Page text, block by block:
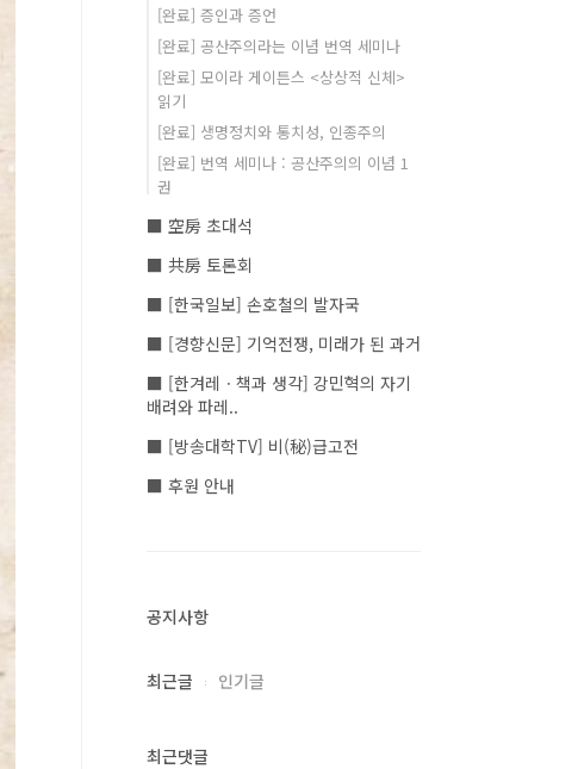
[완료] 증인과 증언
[완료] 공산주의라는 이념 번역 세미나
[완료] 모이라 게이튼스 <상상적 신체>
읽기
[완료] 생명정치와 통치성, 인종주의
[완료] 번역 세미나 : 공산주의의 이념 1
권
■ 空房 초대석
■ 共房 토론회
■ [한국일보] 손호철의 발자국
■ [경향신문] 기억전쟁, 미래가 된 과거
■ [한겨레ㆍ책과 생각] 강민혁의 자기
배려와 파레..
■ [방송대학TV] 비(秘)급고전
■ 후원 안내
공지사항
최근글 인기글
최근댓글